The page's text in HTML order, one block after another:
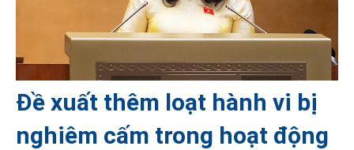
Đề xuất thêm loạt hành vi bị
nghiêm cấm trong hoạt động